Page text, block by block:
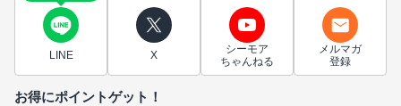
LINE X
シーモア
ちゃんねる
メルマガ
登録
お得にポイントゲット！